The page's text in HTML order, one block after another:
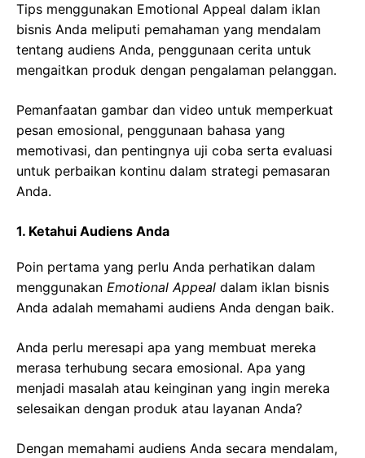
Tips menggunakan Emotional Appeal dalam iklan
bisnis Anda meliputi pemahaman yang mendalam
tentang audiens Anda, penggunaan cerita untuk
mengaitkan produk dengan pengalaman pelanggan.
Pemanfaatan gambar dan video untuk memperkuat
pesan emosional, penggunaan bahasa yang
memotivasi, dan pentingnya uji coba serta evaluasi
untuk perbaikan kontinu dalam strategi pemasaran
Anda.
1. Ketahui Audiens Anda
Poin pertama yang perlu Anda perhatikan dalam
menggunakan Emotional Appeal dalam iklan bisnis
Anda adalah memahami audiens Anda dengan baik.
Anda perlu meresapi apa yang membuat mereka
merasa terhubung secara emosional. Apa yang
menjadi masalah atau keinginan yang ingin mereka
selesaikan dengan produk atau layanan Anda?
Dengan memahami audiens Anda secara mendalam,